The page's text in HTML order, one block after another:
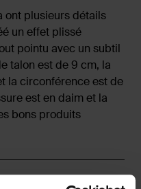
ont plusieurs détails
un effet plissé
pointu avec un subtil
talon est de 9 cm, la
la circonférence est de
est en daim et la
bons produits